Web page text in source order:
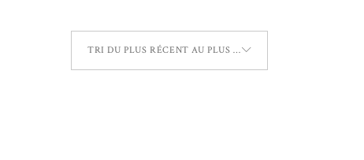
TRI DU PLUS RÉCENT AU PLUS ANCIEN